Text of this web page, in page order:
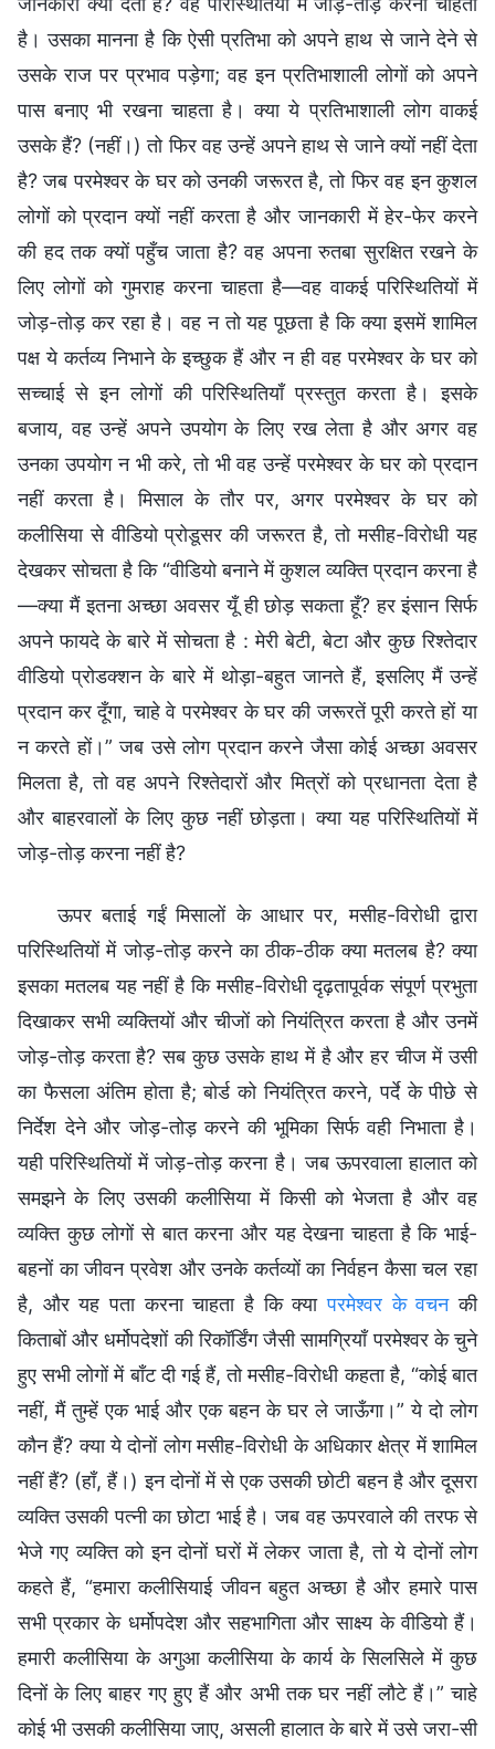
है। उसका मानना है कि ऐसी प्रतिभा को अपने हाथ से जाने देने से
उसके राज पर प्रभाव पड़ेगा; वह इन प्रतिभाशाली लोगों को अपने
पास बनाए भी रखना चाहता है। क्या ये प्रतिभाशाली लोग वाकई
उसके हैं? (नहीं।) तो फिर वह उन्हें अपने हाथ से जाने क्यों नहीं देता
है? जब परमेश्वर के घर को उनकी जरूरत है, तो फिर वह इन कुशल
लोगों को प्रदान क्यों नहीं करता है और जानकारी में हेर-फेर करने
की हद तक क्यों पहुँच जाता है? वह अपना रुतबा सुरक्षित रखने के
लिए लोगों को गुमराह करना चाहता है—वह वाकई परिस्थितियों में
जोड़-तोड़ कर रहा है। वह न तो यह पूछता है कि क्या इसमें शामिल
पक्ष ये कर्तव्य निभाने के इच्छुक हैं और न ही वह परमेश्वर के घर को
सच्चाई से इन लोगों की परिस्थितियाँ प्रस्तुत करता है। इसके
बजाय, वह उन्हें अपने उपयोग के लिए रख लेता है और अगर वह
उनका उपयोग न भी करे, तो भी वह उन्हें परमेश्वर के घर को प्रदान
नहीं करता है। मिसाल के तौर पर, अगर परमेश्वर के घर को
कलीसिया से वीडियो प्रोडूसर की जरूरत है, तो मसीह-विरोधी यह
देखकर सोचता है कि “वीडियो बनाने में कुशल व्यक्ति प्रदान करना है
—क्या मैं इतना अच्छा अवसर यूँ ही छोड़ सकता हूँ? हर इंसान सिर्फ
अपने फायदे के बारे में सोचता है : मेरी बेटी, बेटा और कुछ रिश्तेदार
वीडियो प्रोडक्शन के बारे में थोड़ा-बहुत जानते हैं, इसलिए मैं उन्हें
प्रदान कर दूँगा, चाहे वे परमेश्वर के घर की जरूरतें पूरी करते हों या
न करते हों।” जब उसे लोग प्रदान करने जैसा कोई अच्छा अवसर
मिलता है, तो वह अपने रिश्तेदारों और मित्रों को प्रधानता देता है
और बाहरवालों के लिए कुछ नहीं छोड़ता। क्या यह परिस्थितियों में
जोड़-तोड़ करना नहीं है?
ऊपर बताई गईं मिसालों के आधार पर, मसीह-विरोधी द्वारा
परिस्थितियों में जोड़-तोड़ करने का ठीक-ठीक क्या मतलब है? क्या
इसका मतलब यह नहीं है कि मसीह-विरोधी दृढ़तापूर्वक संपूर्ण प्रभुता
दिखाकर सभी व्यक्तियों और चीजों को नियंत्रित करता है और उनमें
जोड़-तोड़ करता है? सब कुछ उसके हाथ में है और हर चीज में उसी
का फैसला अंतिम होता है; बोर्ड को नियंत्रित करने, पर्दे के पीछे से
निर्देश देने और जोड़-तोड़ करने की भूमिका सिर्फ वही निभाता है।
यही परिस्थितियों में जोड़-तोड़ करना है। जब ऊपरवाला हालात को
समझने के लिए उसकी कलीसिया में किसी को भेजता है और वह
व्यक्ति कुछ लोगों से बात करना और यह देखना चाहता है कि भाई-
बहनों का जीवन प्रवेश और उनके कर्तव्यों का निर्वहन कैसा चल रहा
है, और यह पता करना चाहता है कि क्यापरमेश्वर के वचनकी
किताबों और धर्मोपदेशों की रिकॉर्डिंग जैसी सामग्रियाँ परमेश्वर के चुने
हुए सभी लोगों में बाँट दी गई हैं, तो मसीह-विरोधी कहता है, “कोई बात
नहीं, मैं तुम्हें एक भाई और एक बहन के घर ले जाऊँगा।” ये दो लोग
कौन हैं? क्या ये दोनों लोग मसीह-विरोधी के अधिकार क्षेत्र में शामिल
नहीं हैं? (हाँ, हैं।) इन दोनों में से एक उसकी छोटी बहन है और दूसरा
व्यक्ति उसकी पत्नी का छोटा भाई है। जब वह ऊपरवाले की तरफ से
भेजे गए व्यक्ति को इन दोनों घरों में लेकर जाता है, तो ये दोनों लोग
कहते हैं, “हमारा कलीसियाई जीवन बहुत अच्छा है और हमारे पास
सभी प्रकार के धर्मोपदेश और सहभागिता और साक्ष्य के वीडियो हैं।
हमारी कलीसिया के अगुआ कलीसिया के कार्य के सिलसिले में कुछ
दिनों के लिए बाहर गए हुए हैं और अभी तक घर नहीं लौटे हैं।” चाहे
कोई भी उसकी कलीसिया जाए, असली हालात के बारे में उसे जरा-सी